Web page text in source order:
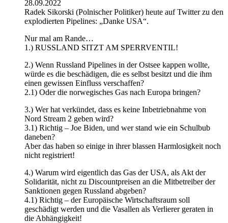
28.09.2022
Radek Sikorski (Polnischer Politiker) heute auf Twitter zu den
explodierten Pipelines: „Danke USA“.
Nur mal am Rande…
1.) RUSSLAND SITZT AM SPERRVENTIL!
2.) Wenn Russland Pipelines in der Ostsee kappen wollte,
würde es die beschädigen, die es selbst besitzt und die ihm
einen gewissen Einfluss verschaffen?
2.1) Oder die norwegisches Gas nach Europa bringen?
3.) Wer hat verkündet, dass es keine Inbetriebnahme von
Nord Stream 2 geben wird?
3.1) Richtig – Joe Biden, und wer stand wie ein Schulbub
daneben?
Aber das haben so einige in ihrer blassen Harmlosigkeit noch
nicht registriert!
4.) Warum wird eigentlich das Gas der USA, als Akt der
Solidarität, nicht zu Discountpreisen an die Mitbetreiber der
Sanktionen gegen Russland abgeben?
4.1) Richtig – der Europäische Wirtschaftsraum soll
geschädigt werden und die Vasallen als Verlierer geraten in
die Abhängigkeit!